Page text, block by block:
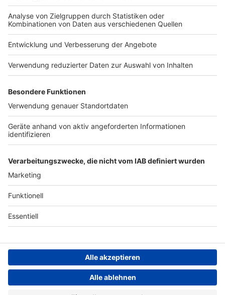
Nutzungsbedingungen
Jobs
Presse
Werben
Archiv
ANTENNE BAYERN GROUP
Stiftung ANTENNE BAYERN
hilft
Teilnahmebedingungen
Grounding Page ANTENNE
BAYERN
Kontakt
Studio-Hotline
Verkehrs-Hotline
Datenschutz­erklärung
einstellungen
Persönliche Datenkontrolle